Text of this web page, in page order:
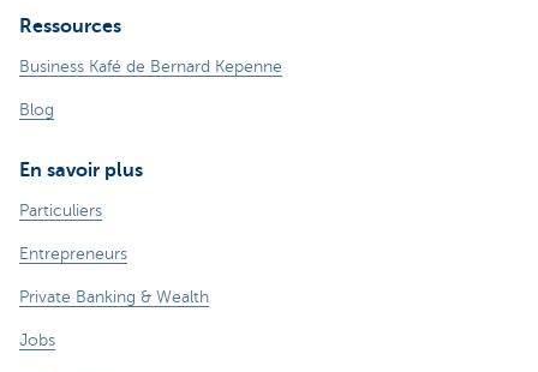
Ressources
Business Kafé de Bernard Kepenne
Blog
En savoir plus
Particuliers
Entrepreneurs
Private Banking & Wealth
Jobs